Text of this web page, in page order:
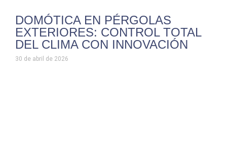
DOMÓTICA EN PÉRGOLAS
EXTERIORES: CONTROL TOTAL
DEL CLIMA CON INNOVACIÓN
30 de abril de 2026